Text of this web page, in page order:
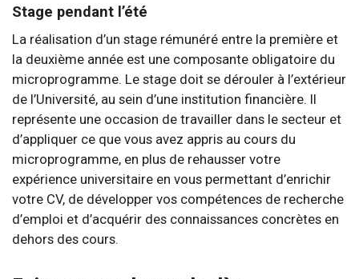
Stage pendant l’été
La réalisation d’un stage rémunéré entre la première et
la deuxième année est une composante obligatoire du
microprogramme. Le stage doit se dérouler à l’extérieur
de l’Université, au sein d’une institution financière. Il
représente une occasion de travailler dans le secteur et
d’appliquer ce que vous avez appris au cours du
microprogramme, en plus de rehausser votre
expérience universitaire en vous permettant d’enrichir
votre CV, de développer vos compétences de recherche
d’emploi et d’acquérir des connaissances concrètes en
dehors des cours.